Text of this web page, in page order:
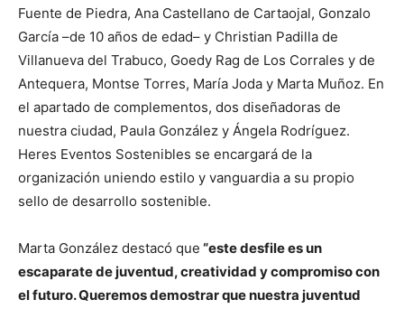
Fuente de Piedra, Ana Castellano de Cartaojal, Gonzalo
García –de 10 años de edad– y Christian Padilla de
Villanueva del Trabuco, Goedy Rag de Los Corrales y de
Antequera, Montse Torres, María Joda y Marta Muñoz. En
el apartado de complementos, dos diseñadoras de
nuestra ciudad, Paula González y Ángela Rodríguez.
Heres Eventos Sostenibles se encargará de la
organización uniendo estilo y vanguardia a su propio
sello de desarrollo sostenible.
Marta González destacó que “este desfile es un
escaparate de juventud, creatividad y compromiso con
el futuro. Queremos demostrar que nuestra juventud